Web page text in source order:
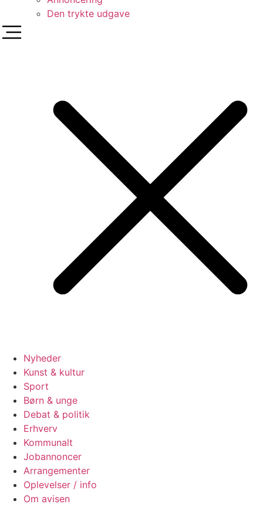
Den trykte udgave
Nyheder
Kunst & kultur
Sport
Børn & unge
Debat & politik
Erhverv
Kommunalt
Jobannoncer
Arrangementer
Oplevelser / info
Om avisen